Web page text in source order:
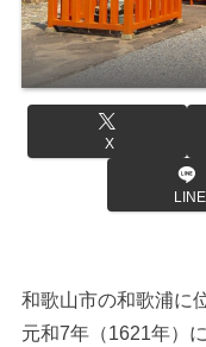
X
LINE
和歌山市の和歌浦に
元和7年（1621年）